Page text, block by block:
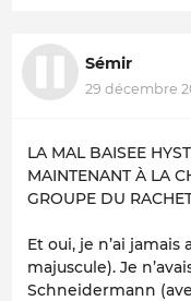
Sémir
29 décembre
LA MAL BAISEE
MAINTENANT À LA
GROUPE DU
Et oui, je n’ai
majuscule). Je
Schneidermann